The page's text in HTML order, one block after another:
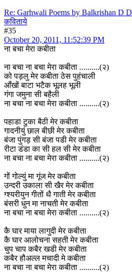
Re: Garhwali Poems by Balkrishan D
कविताये
#35
October 20, 2011, 11:52:39 PM
ना बचा मेरा कबीता
ना बचा ना बचा मेरा कबीता ..........(२)
को पड़लु मेर कबीता ठेस पुहंचाली
आँखों बाटा भटैक भूलह भूली
गंगा जमुना सी बहैली
ना बचा ना बचा मेरा कबीता ..........(२)
पहाडा टुका बैठी मेर कबीता
गादनीयुं छाल बीछी मेर कबीता
बंजा पुंगड़ सी बंजा पडी मेर कबीता
रीटा डंडा का सी हल सी मेर कबीता
ना बचा ना बचा मेरा कबीता ..........(२)
गों गोल्युं मा गूंज मेर कबीता
उन्दरी उकाला सी खैर मेर कबीता
ग्श्यरीयुन गीतों थै गाती मेर कबीता
बंसरी धुन मा नाचती मेर कबीता
ना बचा ना बचा मेरा कबीता ..........(२)
कै घार माया लागुदी मेर कबीता
कै घार आलोचना सहती मेर कबीता
चुप चाप कबैर खडी मेर कबीता
कबैर हौअल्ल मचादी मे कबीता
ना बचा ना बचा मेरा कबीता ..........(२)